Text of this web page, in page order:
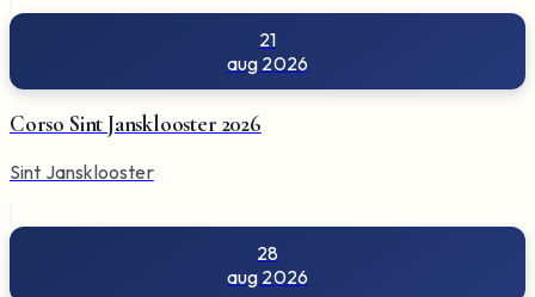
21
aug 2026
Corso Sint Jansklooster 2026
Sint Jansklooster
28
aug 2026